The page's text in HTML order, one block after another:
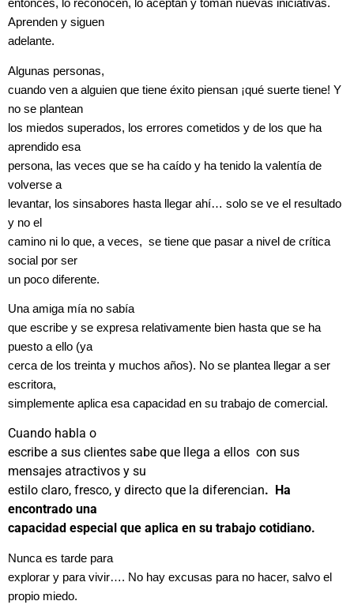
entonces, lo reconocen, lo aceptan y toman nuevas iniciativas.
Aprenden y siguen
adelante.
Algunas personas,
cuando ven a alguien que tiene éxito piensan ¡qué suerte tiene! Y
no se plantean
los miedos superados, los errores cometidos y de los que ha
aprendido esa
persona, las veces que se ha caído y ha tenido la valentía de
volverse a
levantar, los sinsabores hasta llegar ahí… solo se ve el resultado
y no el
camino ni lo que, a veces, se tiene que pasar a nivel de crítica
social por ser
un poco diferente.
Una amiga mía no sabía
que escribe y se expresa relativamente bien hasta que se ha
puesto a ello (ya
cerca de los treinta y muchos años). No se plantea llegar a ser
escritora,
simplemente aplica esa capacidad en su trabajo de comercial.
Cuando habla o
escribe a sus clientes sabe que llega a ellos con sus
mensajes atractivos y su
estilo claro, fresco, y directo que la diferencian. Ha
encontrado una
capacidad especial que aplica en su trabajo cotidiano.
Nunca es tarde para
explorar y para vivir…. No hay excusas para no hacer, salvo el
propio miedo.